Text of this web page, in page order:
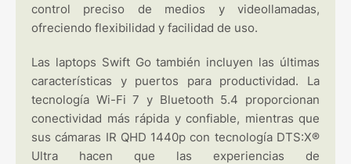
control preciso de medios y videollamadas,
ofreciendo flexibilidad y facilidad de uso.
Las laptops Swift Go también incluyen las últimas
características y puertos para productividad. La
tecnología Wi-Fi 7 y Bluetooth 5.4 proporcionan
conectividad más rápida y confiable, mientras que
sus cámaras IR QHD 1440p con tecnología DTS:X®
Ultra hacen que las experiencias de